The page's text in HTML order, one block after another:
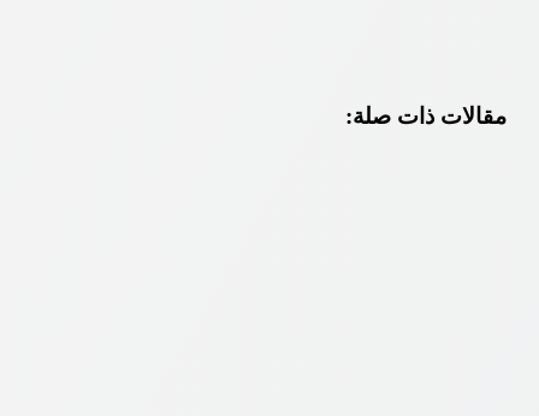
مقالات ذات صلة: